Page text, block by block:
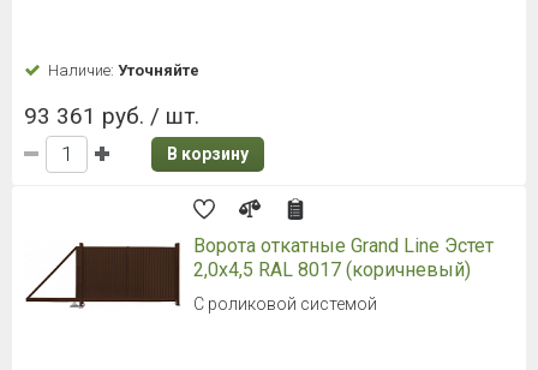
Наличие: Уточняйте
93 361 руб. / шт.
В корзину
Ворота откатные Grand Line Эстет
2,0x4,5 RAL 8017 (коричневый)
С роликовой системой